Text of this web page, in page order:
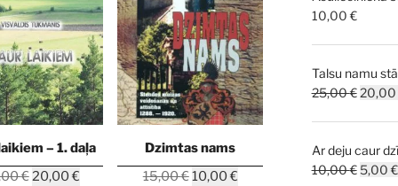
– 1. daļa
€ Original
20,00€Current
Dzimtas nams
15,00€Original
10,00€Current
10,00€
Talsu namu
25,00€
25,00
20,00
Ar deju caur
10,00€ Original
5,00 €